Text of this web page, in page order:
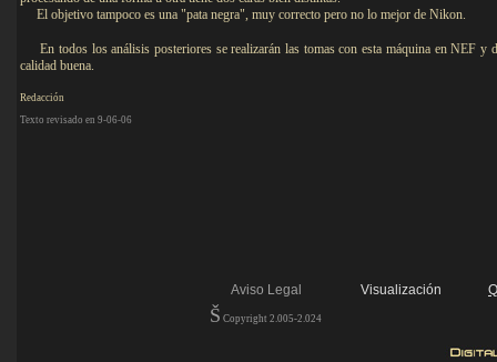
El objetivo tampoco es una "pata negra", muy correcto pero no lo mejor de Nikon.
En todos los análisis posteriores se realizarán las tomas con esta máquina en NEF y
calidad buena.
Redacción
Texto revisado en 9-06-06